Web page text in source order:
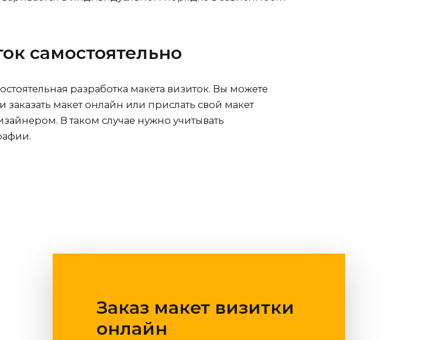
самостоятельно
разработка макета визиток. Вы можете
макет онлайн или прислать свой макет
В таком случае нужно учитывать
Заказ макет визитки
онлайн